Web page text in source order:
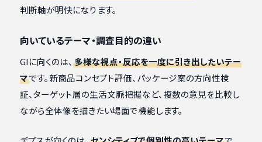
判断軸が明快になります。
向いているテーマ・調査目的の違い
GIに向くのは、 多様な視点・反応を一度に引き出したいテー
マです。新商品コンセプト評価、パッケージ案の方向性検
証、ターゲット層の生活文脈把握など、複数の意見を比較し
ながら全体像を描きたい場面で機能します。